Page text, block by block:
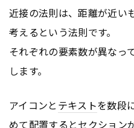
近接の法則は、距離が近い
考えるという法則です。
それぞれの要素数が異なっ
します。
アイコンと テキストを数段
めて配置するとセクション